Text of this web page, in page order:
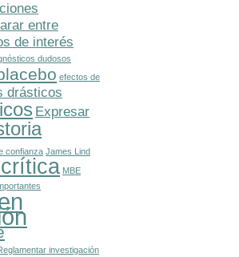
entre
de interés
dudosos
efectos de
drásticos
Expresar
confianza James Lind
MBE
investigación